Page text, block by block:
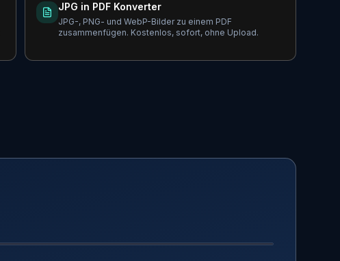
JPG in PDF Konverter
JPG-, PNG- und WebP-Bilder zu einem PDF
zusammenfügen. Kostenlos, sofort, ohne Upload.